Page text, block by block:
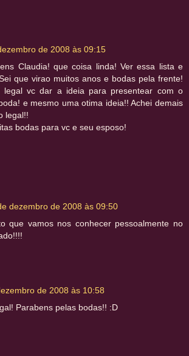
de 2008 às 09:15
Claudia! que coisa linda! Ver essa lista e
que virao muitos anos e bodas pela frente!
legal vc dar a ideia para presentear com o
e mesmo uma otima ideia!! Achei demais
legal!!
bodas para vc e seu esposo!
dezembro de 2008 às 09:50
que vamos nos conhecer pessoalmente no
de 2008 às 10:58
Parabens pelas bodas!! :D